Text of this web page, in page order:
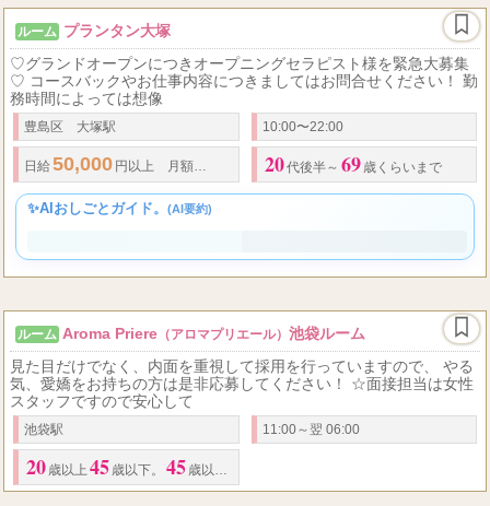
ルーム プランタン大塚
♡グランドオープンにつきオープニングセラピスト様を緊急大募集
♡ コースバックやお仕事内容につきましてはお問合せください！ 勤
務時間によっては想像
豊島区 大塚駅 10:00〜22:00
日給 50,000 円以上 月額 100万円以上◆ 全額日払い◆罰金ノルマ
20代後半～ 69 歳くらいまで
✨AIおしごとガイド。 (AI要約)
ルーム Aroma Priere （アロマプリエール） 池袋ルーム
見た目だけでなく、内面を重視して採用を行っていますので、 やる
気、愛嬌をお持ちの方は是非応募してください！ ☆面接担当は女性
スタッフですので安心して
池袋駅 11:00～翌 06:00
20 歳以上 45 歳以下。 45 歳以上でもやる気があれば大歓迎です！！